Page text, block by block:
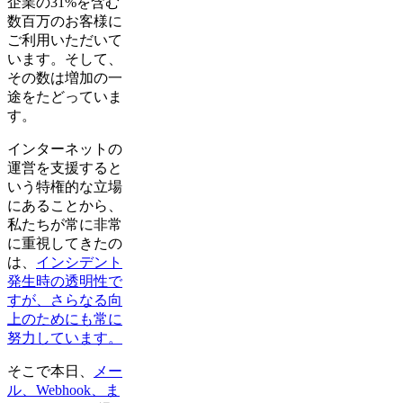
数百万のお客様に
ご利用いただいて
います。そして、
その数は増加の一
途をたどっていま
す。
インターネットの
運営を支援すると
いう特権的な立場
にあることから、
私たちが常に非常
に重視してきたの
は、 インシデント
発生時の透明性で
すが、さらなる向
上のためにも常に
努力しています。
そこで本日、
メー
ル、Webhook、ま